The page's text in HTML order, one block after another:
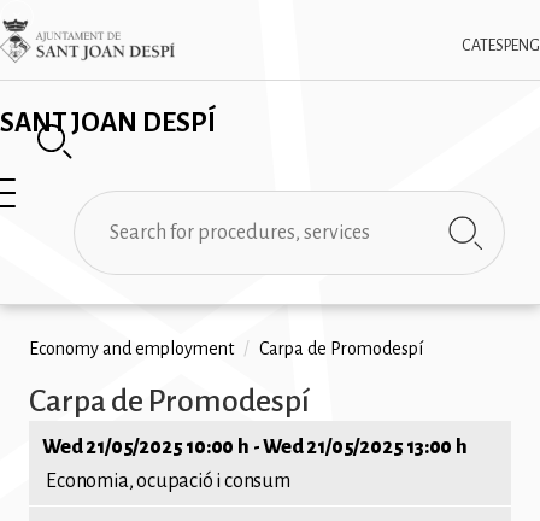
Skip
to
main
SANT JOAN DESPÍ
CAT ESPENG
Imatge
✕
Search
Breadcrumb
Economy and employment / Carpa de Promodespí
Carpa de Promodespí
Wed 21/05/2025 10:00 h -Wed 21/05/2025 13:00 h
Economia, ocupació i consum